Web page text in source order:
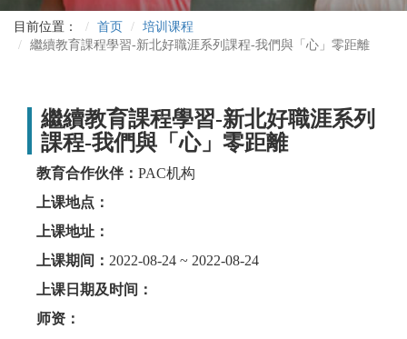
目前位置： 首页
培训课程
繼續教育課程學習-新北好職涯系列課程-我們與「心」零距離
繼續教育課程學習-新北好職涯系列
課程-我們與「心」零距離
教育合作伙伴： PAC机构
上课地点：
上课地址：
上课期间： 2022-08-24 ~ 2022-08-24
上课日期及时间：
师资：